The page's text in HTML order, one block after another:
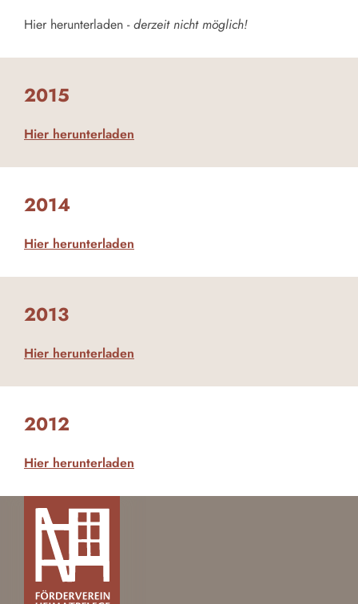
Hier herunterladen -derzeit nicht möglich!
2015
Hier herunterladen
2014
Hier herunterladen
2013
Hier herunterladen
2012
Hier herunterladen